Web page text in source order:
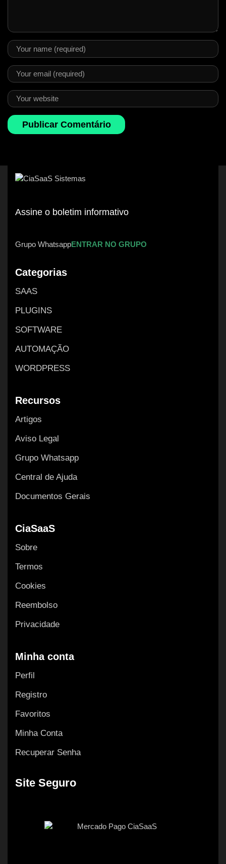
Assine o boletim informativo
Grupo WhatsappENTRAR NO GRUPO
Categorias
SAAS
PLUGINS
SOFTWARE
AUTOMAÇÃO
WORDPRESS
Recursos
Artigos
Aviso Legal
Grupo Whatsapp
Central de Ajuda
Documentos Gerais
CiaSaaS
Sobre
Termos
Cookies
Reembolso
Privacidade
Minha conta
Perfil
Registro
Favoritos
Minha Conta
Recuperar Senha
Site Seguro